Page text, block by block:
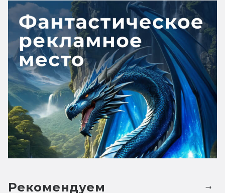
Рекомендуем